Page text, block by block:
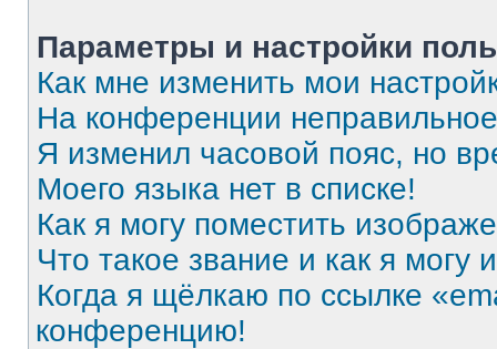
Параметры и настройки
Как мне изменить мои
На конференции
Я изменил часовой пояс, но
Моего языка нет в списке!
Как я могу поместить
Что такое звание и как я могу
Когда я щёлкаю по ссылке
конференцию!